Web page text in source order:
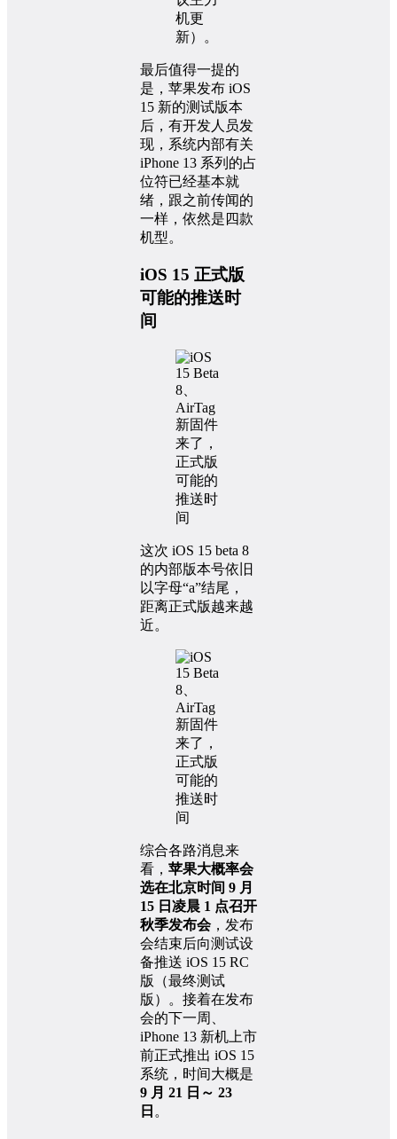
机更
新）。
最后值得一提的
是，苹果发布 iOS
15 新的测试版本
后，有开发人员发
现，系统内部有关
iPhone 13 系列的占
位符已经基本就
绪，跟之前传闻的
一样，依然是四款
机型。
iOS 15 正式版
可能的推送时
间
这次 iOS 15 beta 8
的内部版本号依旧
以字母“a”结尾，
距离正式版越来越
近。
综合各路消息来
看， 苹果大概率会
选在北京时间 9 月
15 日凌晨 1 点召开
秋季发布会，发布
会结束后向测试设
备推送 iOS 15 RC
版（最终测试
版）。接着在发布
会的下一周、
iPhone 13 新机上市
前正式推出 iOS 15
系统，时间大概是
9 月 21 日～ 23
日 。